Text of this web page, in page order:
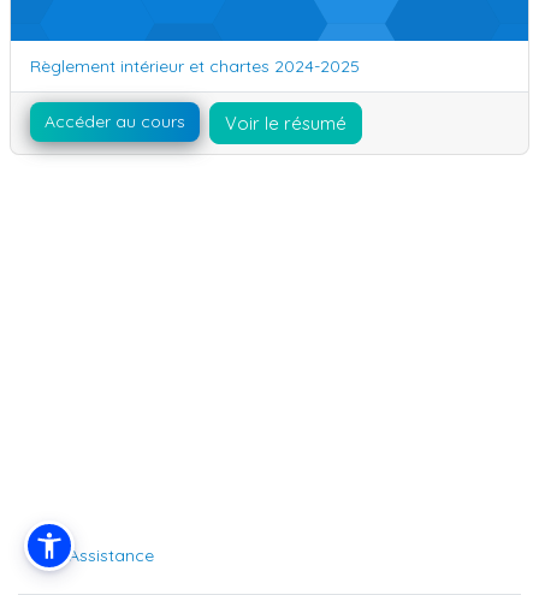
Nom du cours
Règlement intérieur et chartes 2024-2025
Accéder au cours Voir le résumé
Assistance